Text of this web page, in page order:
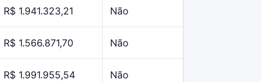
R$ 1.941.323,21 Não
R$ 1.566.871,70 Não
R$ 1.991.955,54 Não